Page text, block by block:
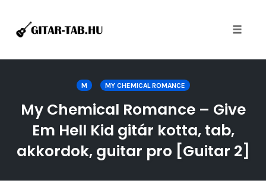
M MY CHEMICAL ROMANCE
My Chemical Romance – Give
Em Hell Kid gitár kotta, tab,
akkordok, guitar pro [Guitar 2]